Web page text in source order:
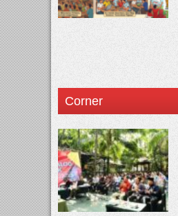
Corner